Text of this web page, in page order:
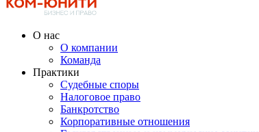
О нас
О компании
Команда
Практики
Судебные споры
Налоговое право
Банкротство
Корпоративные отношения